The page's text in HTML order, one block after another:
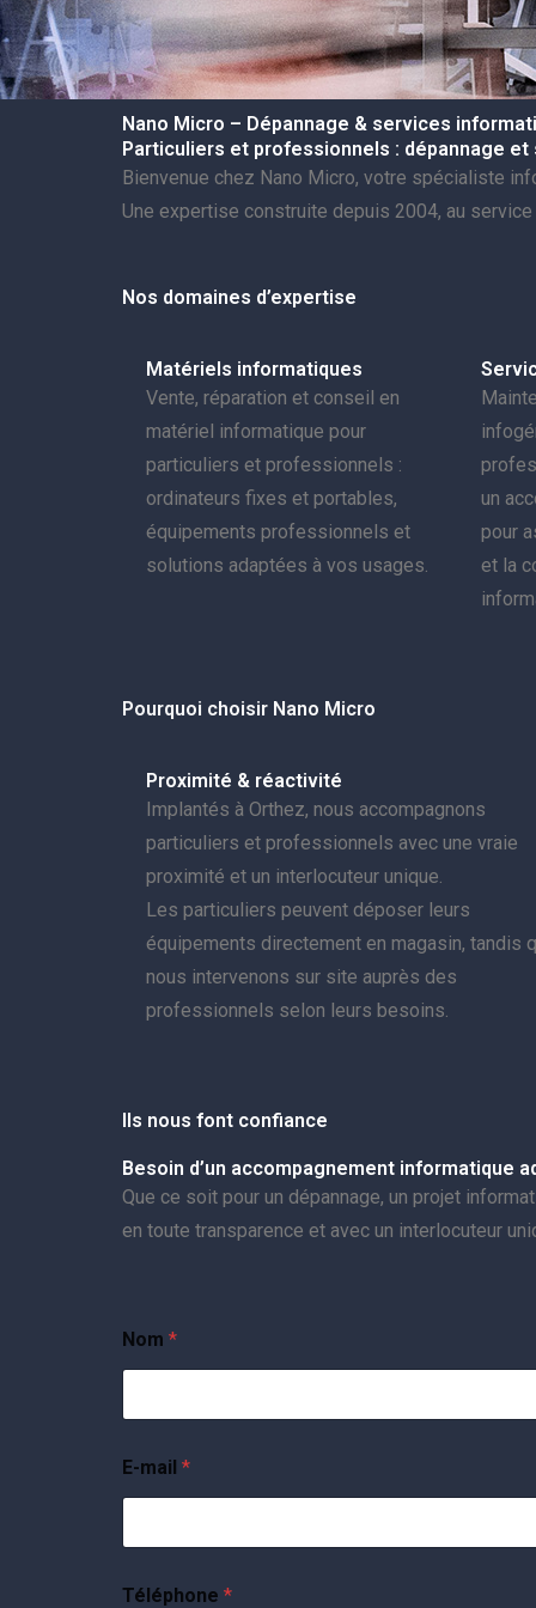
Nano Micro – Dépannage & services
Particuliers et professionnels : dépannage
Bienvenue chez Nano Micro, votre spécialiste
Une expertise construite depuis 2004, au
Nos domaines d’expertise
Matériels informatiques
Vente, réparation et conseil en
matériel informatique pour
particuliers et professionnels :
ordinateurs fixes et portables,
équipements professionnels et
solutions adaptées à vos usages.
un
pour
et la
Pourquoi choisir Nano Micro
Proximité & réactivité
Implantés à Orthez, nous accompagnons
particuliers et professionnels avec une vraie
proximité et un interlocuteur unique.
Les particuliers peuvent déposer leurs
équipements directement en magasin, tandis
nous intervenons sur site auprès des
professionnels selon leurs besoins.
Ils nous font confiance
Besoin d’un accompagnement informatique
Que ce soit pour un dépannage, un projet
en toute transparence et avec un interlocuteur
Nom *
E-mail *
Téléphone *